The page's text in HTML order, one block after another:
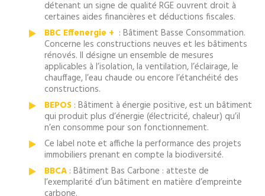
détenant un signe de qualité RGE ouvrent droit à
certaines aides financières et déductions fiscales.
BBC Effenergie + : Bâtiment Basse Consommation.
Concerne les constructions neuves et les bâtiments
rénovés. Il désigne un ensemble de mesures
applicables à l’isolation, la ventilation, l’éclairage, le
chauffage, l’eau chaude ou encore l’étanchéité des
constructions.
BEPOS : Bâtiment à énergie positive, est un bâtiment
qui produit plus d’énergie (électricité, chaleur) qu’il
n’en consomme pour son fonctionnement.
Ce label note et affiche la performance des projets
immobiliers prenant en compte la biodiversité.
BBCA : Bâtiment Bas Carbone : atteste de
l’exemplarité d’un bâtiment en matière d’empreinte